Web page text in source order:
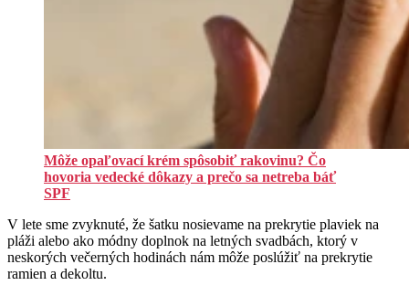
Môže opaľovací krém spôsobiť rakovinu? Čo
hovoria vedecké dôkazy a prečo sa netreba báť
SPF
V lete sme zvyknuté, že šatku nosievame na prekrytie plaviek na
pláži alebo ako módny doplnok na letných svadbách, ktorý v
neskorých večerných hodinách nám môže poslúžiť na prekrytie
ramien a dekoltu.